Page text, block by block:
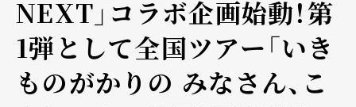
NEXT」コラボ企画始動！第
1弾として全国ツアー「いき
ものがかりの みなさん、こ